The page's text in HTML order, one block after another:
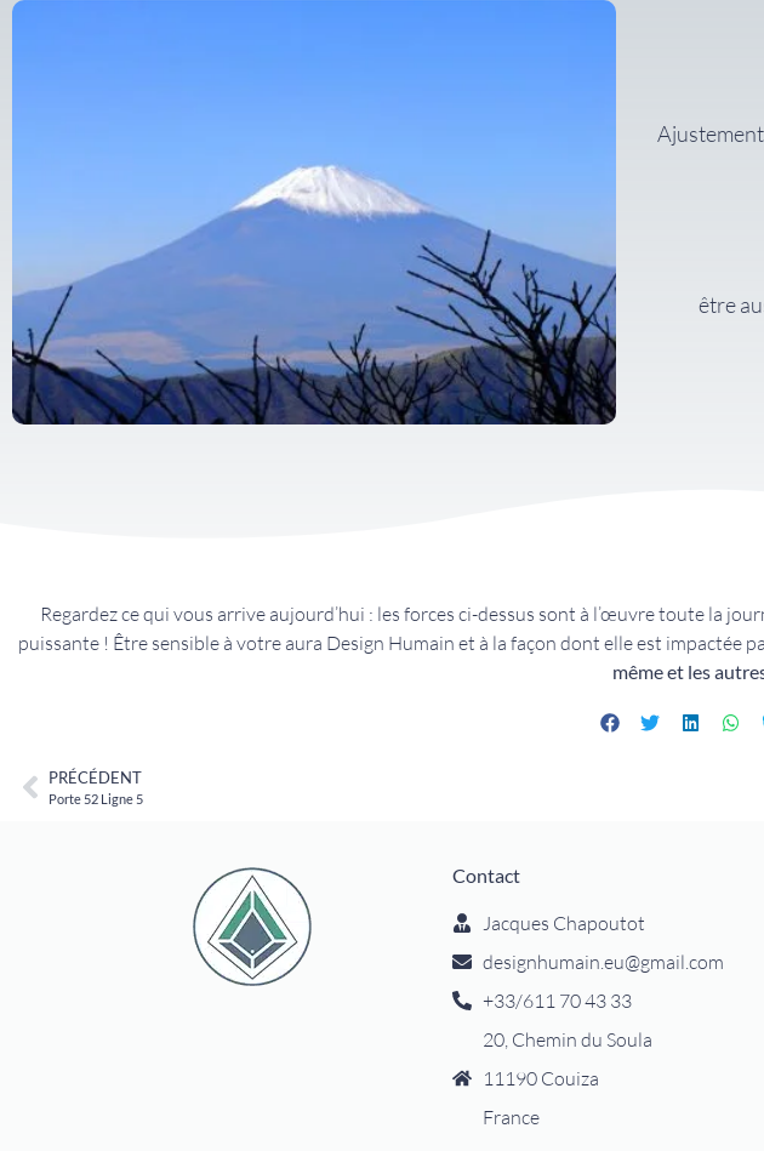
être
Regardez ce qui vous arrive aujourd’hui : les forces ci-dessus sont à l’œuvre toute la
puissante ! Être sensible à votre aura Design Humain et à la façon dont elle est impactée
même et les
PRÉCÉDENT
Porte 52 Ligne 5
Contact
Jacques Chapoutot
designhumain.eu@gmail.com
+33/611 70 43 33
20, Chemin du Soula
11190 Couiza
France